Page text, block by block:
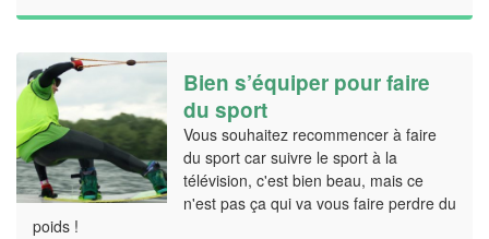
Bien s’équiper pour faire
du sport
Vous souhaitez recommencer à faire
du sport car suivre le sport à la
télévision, c'est bien beau, mais ce
n'est pas ça qui va vous faire perdre du
poids !